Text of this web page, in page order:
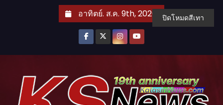
อาทิตย์. ส.ค. 9th, 2026 ปิดโหมดสีเทา